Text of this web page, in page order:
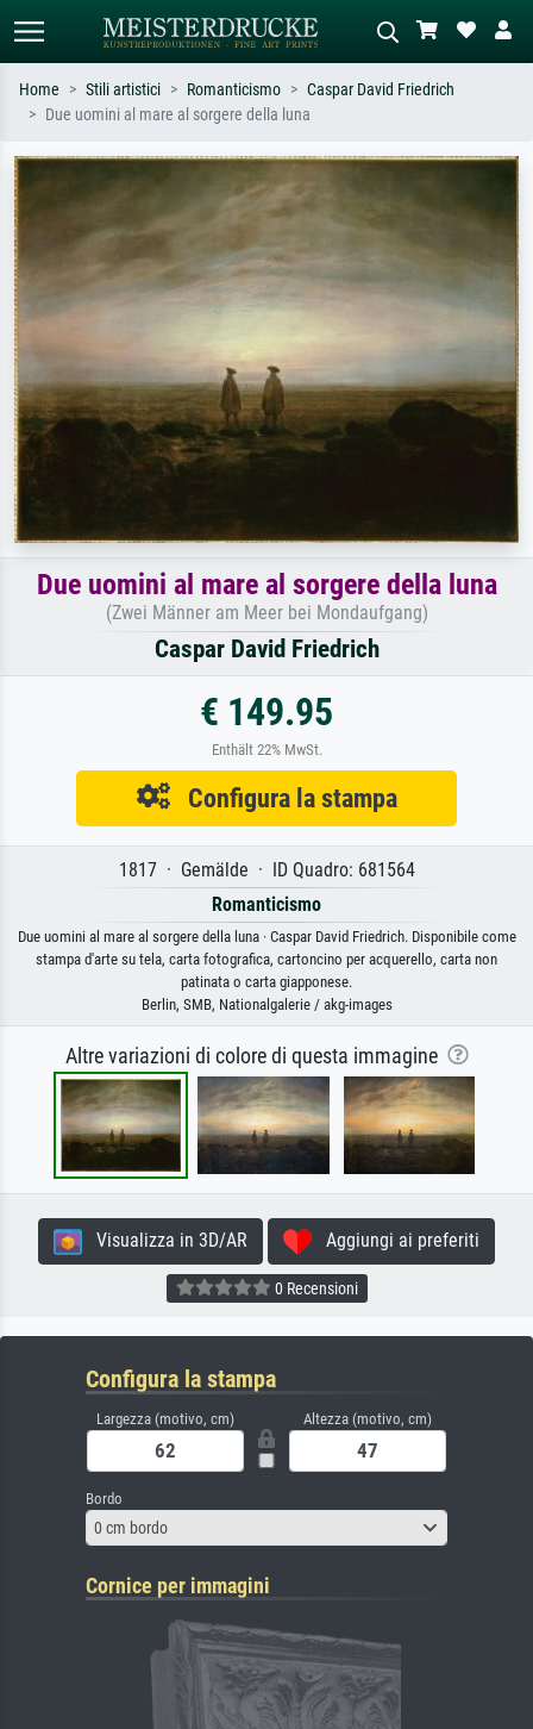
Impressionismo, onda di Hokusai,
astratto con molto rosso, dipinto a
olio scuro, nudo in piedi vicino a un
albero.
Home Stili artistici Romanticismo
Caspar David Friedrich
Due uomini al mare al sorgere della luna
Due uomini al mare al sorgere della luna
(Zwei Männer am Meer bei Mondaufgang)
Caspar David Friedrich
€ 149.95
Enthält 22% MwSt.
Configura la stampa
1817 · Gemälde · ID Quadro: 681564
Romanticismo
Due uomini al mare al sorgere della luna · Caspar David Friedrich. Disponibile come
stampa d'arte su tela, carta fotografica, cartoncino per acquerello, carta non
patinata o carta giapponese.
Berlin, SMB, Nationalgalerie / akg-images
Altre variazioni di colore di questa immagine
Visualizza in 3D/AR Aggiungi ai preferiti
0 Recensioni
Configura la stampa
Largezza (motivo, cm) Altezza (motivo, cm)
Bordo
0 cm bordo
Cornice per immagini